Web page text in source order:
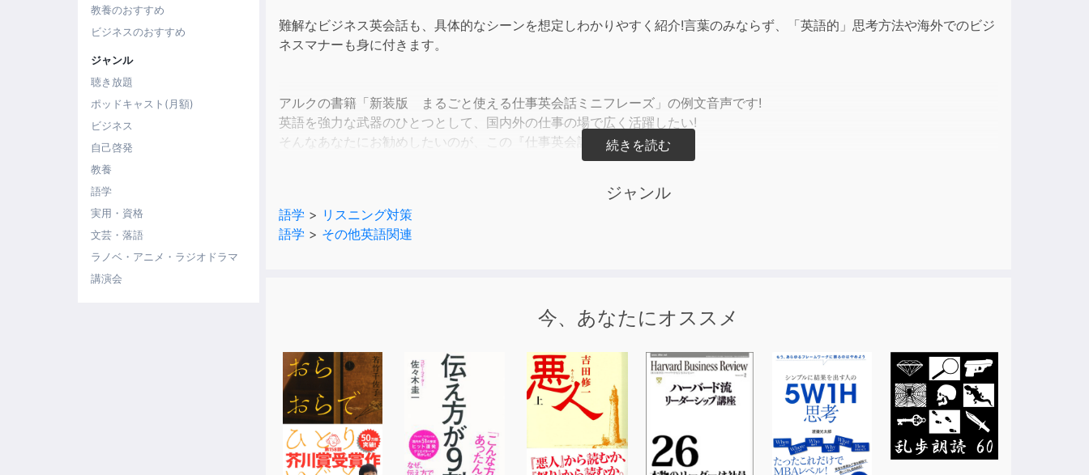
教養のおすすめ
ビジネスのおすすめ
ジャンル
聴き放題
ポッドキャスト(月額)
ビジネス
自己啓発
教養
語学
実用・資格
文芸・落語
ラノベ・アニメ・ラジオドラマ
講演会
or
難解なビジネス英会話も、具体的なシーンを想定しわかりやすく紹介!言葉のみならず、「英語的」思考方法や海外でのビジ
ネスマナーも身に付きます。
アルクの書籍「新装版 まるごと使える仕事英会話ミニフレーズ」の例文音声です!
英語を強力な武器のひとつとして、国内外の仕事の場で広く活躍したい!
そんなあなたにお勧めしたいのが、この『仕事英会話ミニフレーズ』。
ビジネスの英語にはコツがあって、単にことばを並べればいいというものではなく、
そこで、本コンテンツでは、会話を進めていく際のストラテジー(戦略)を重視して、
ビジネスの現場で遭遇するさまざまな状況を次の12の場面に分け、
各場面で必要な英語表現を会話の流れに沿って紹介しています。
「会議」
「職場のコミュニケーション」
「問い合わせクレーム処理」
「ビジネスランチ」
「パーティー」
「接待」
「別れ」
ジャンル
語学 > リスニング対策
語学 > その他英語関連
今、あなたにオススメ